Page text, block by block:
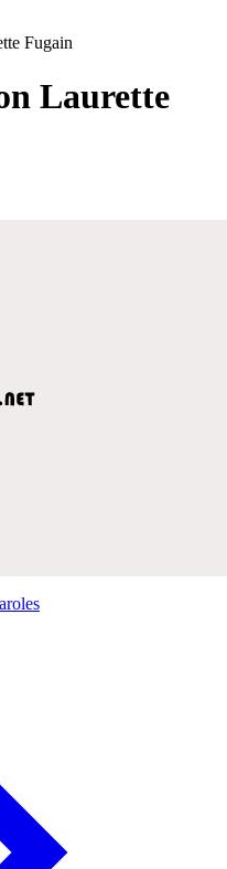
Fugain
Laurette